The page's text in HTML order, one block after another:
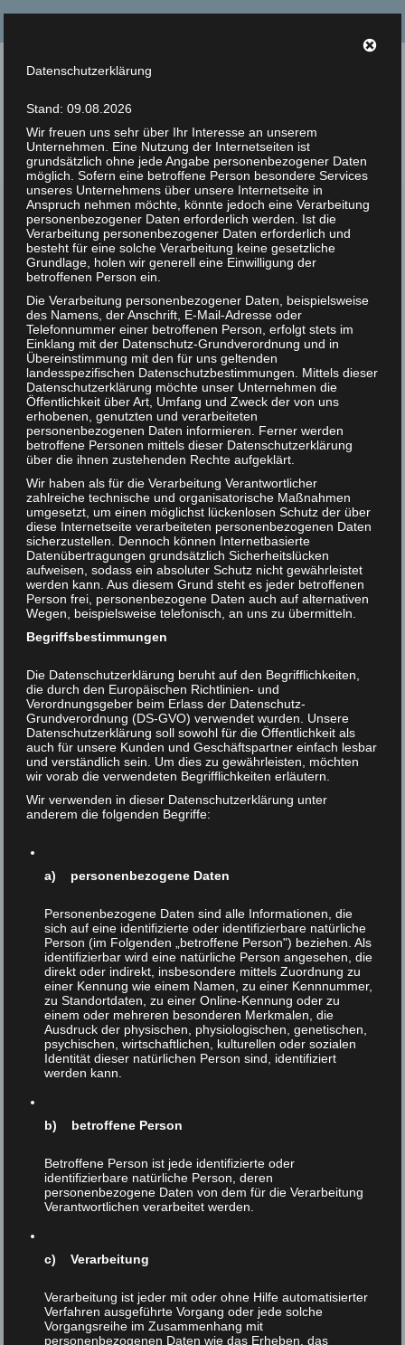
Tierrechte Kaplan
Helmut F. Kaplan – Philosoph und Autor
Menü
Zur Person
Artikel
Bücher
Zitate
Photos
Animal Rights Art
Helmut F. Kaplan unterstützen
Kontakt
FEB 2017
„Wer Tiere retten will,
muss Realist werden“
Veröffentlicht in: Interviews 0
Vegan Italy Interview (Nr. 17, Februar 2017)
Helmut F. Kaplan
„Wer Tiere retten will, muss Realist werden“
VI: Herr Kaplan, Sie sind Vegetarier seit 1963. Was sind
Ihre schönsten Erinnerungen an mehr als 50 Jahre im
Zeichen des Tierwohls? Gab es auch kritische Momente?
Kaplan: 1963 war ich elf Jahre alt und mit der wirklichen
Tierrechtsarbeit begann ich erst viele Jahre später – nach
zwei Studien, die ich für diese Aufgabe gewählt hatte:
Psychologie und Philosophie. In meinem Buch
„Leichenschmaus“ beschreibe ich meine Situation vor
dem Einstieg in die Tierrechtsarbeit so:
„Dem endgültigen Entschluß, kein Fleisch mehr zu essen,
ging natürlich eine Entwicklung voraus: das Wissen um
dieses Leiden ethisch in keiner Weise zu rechtfertigen ist,
und vor allem Trauer und Zorn über die eigene Ohnmacht
der einzige zu sein, der diese Verbrechen überhaupt
SIEHT. ( … ) Ich kam mir vor wie der sprichwörtliche
Rufer in der Wüste, mehr noch: wie der einzige Gesunde
in einer Nervenheilanstalt, in der nicht nur die Patienten,
sondern auch die Ärzte geisteskrank sind.“
Als ich dann begann, mich systematisch in die Tierethik
einzulesen, stellte ich zu meiner großen Überraschung
fest, daß das, was ich bisher nur intuitiv und vage erfaßt
Regan und anderen. Das war eine große Freude und
Erleichterung! In gewisser Weise aber auch eine
Enttäuschung – darüber, nicht der Erste zu sein, der das
immense Unrecht gegenüber Tieren erkennt,
philosophisch einordnet und argumentativ auf den Punkt
bringt. Immerhin kann ich mich damit trösten, wesentlich
zur Einführung der englischsprachigen
Tierrechtsphilosophie in den deutschen Sprachraum
beigetragen und den Tierrechtsbegriff im Hinblick auf
Nachvollziehbarkeit und Anwendbarkeit weiterentwickelt
zu haben.
Datenschutzerklärung
Stand: 09.08.2026
Wir freuen uns sehr über Ihr Interesse an unserem
Unternehmen. Eine Nutzung der Internetseiten ist
grundsätzlich ohne jede Angabe personenbezogener Daten
möglich. Sofern eine betroffene Person besondere Services
unseres Unternehmens über unsere Internetseite in
Anspruch nehmen möchte, könnte jedoch eine Verarbeitung
personenbezogener Daten erforderlich werden. Ist die
Verarbeitung personenbezogener Daten erforderlich und
besteht für eine solche Verarbeitung keine gesetzliche
Grundlage, holen wir generell eine Einwilligung der
betroffenen Person ein.
Die Verarbeitung personenbezogener Daten, beispielsweise
des Namens, der Anschrift, E-Mail-Adresse oder
Telefonnummer einer betroffenen Person, erfolgt stets im
Einklang mit der Datenschutz-Grundverordnung und in
Übereinstimmung mit den für uns geltenden
landesspezifischen Datenschutzbestimmungen. Mittels dieser
Datenschutzerklärung möchte unser Unternehmen die
Öffentlichkeit über Art, Umfang und Zweck der von uns
erhobenen, genutzten und verarbeiteten
personenbezogenen Daten informieren. Ferner werden
betroffene Personen mittels dieser Datenschutzerklärung
über die ihnen zustehenden Rechte aufgeklärt.
Wir haben als für die Verarbeitung Verantwortlicher
zahlreiche technische und organisatorische Maßnahmen
umgesetzt, um einen möglichst lückenlosen Schutz der über
diese Internetseite verarbeiteten personenbezogenen Daten
sicherzustellen. Dennoch können Internetbasierte
Datenübertragungen grundsätzlich Sicherheitslücken
aufweisen, sodass ein absoluter Schutz nicht gewährleistet
werden kann. Aus diesem Grund steht es jeder betroffenen
Person frei, personenbezogene Daten auch auf alternativen
Wegen, beispielsweise telefonisch, an uns zu übermitteln.
Begriffsbestimmungen
Die Datenschutzerklärung beruht auf den Begrifflichkeiten,
die durch den Europäischen Richtlinien- und
Verordnungsgeber beim Erlass der Datenschutz-
Grundverordnung (DS-GVO) verwendet wurden. Unsere
Datenschutzerklärung soll sowohl für die Öffentlichkeit als
auch für unsere Kunden und Geschäftspartner einfach lesbar
und verständlich sein. Um dies zu gewährleisten, möchten
wir vorab die verwendeten Begrifflichkeiten erläutern.
Wir verwenden in dieser Datenschutzerklärung unter
anderem die folgenden Begriffe:
a) personenbezogene Daten
Personenbezogene Daten sind alle Informationen, die
sich auf eine identifizierte oder identifizierbare natürliche
Person (im Folgenden „betroffene Person") beziehen. Als
identifizierbar wird eine natürliche Person angesehen, die
direkt oder indirekt, insbesondere mittels Zuordnung zu
einer Kennung wie einem Namen, zu einer Kennnummer,
zu Standortdaten, zu einer Online-Kennung oder zu
einem oder mehreren besonderen Merkmalen, die
Ausdruck der physischen, physiologischen, genetischen,
psychischen, wirtschaftlichen, kulturellen oder sozialen
Identität dieser natürlichen Person sind, identifiziert
werden kann.
b) betroffene Person
Betroffene Person ist jede identifizierte oder
identifizierbare natürliche Person, deren
personenbezogene Daten von dem für die Verarbeitung
Verantwortlichen verarbeitet werden.
c) Verarbeitung
Verarbeitung ist jeder mit oder ohne Hilfe automatisierter
Verfahren ausgeführte Vorgang oder jede solche
Vorgangsreihe im Zusammenhang mit
personenbezogenen Daten wie das Erheben, das